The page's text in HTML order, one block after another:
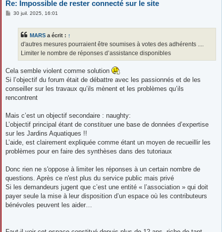
Re: Impossible de rester connecté sur le site
M30 juil. 2025, 16:01
MARS a écrit : ↑
d'autres mesures pourraient être soumises à votes des adhérents ....
Limiter le nombre de réponses d’assistance disponibles
Cela semble violent comme solution
Si l’objectif du forum était de débattre avec les passionnés et de les
conseiller sur les travaux qu’ils mènent et les problèmes qu’ils
rencontrent
Mais c’est un objectif secondaire : naughty:
L’objectif principal étant de constituer une base de données d’expertise
sur les Jardins Aquatiques !!
L’aide, est clairement expliquée comme étant un moyen de recueillir les
problèmes pour en faire des synthèses dans des tutoriaux
Donc rien ne s'oppose à limiter les réponses à un certain nombre de
questions. Après ce n'est plus du service public mais privé
Si les demandeurs jugent que c’est une entité « l’association » qui doit
payer seule la mise à leur disposition d’un espace où les contributeurs
bénévoles peuvent les aider…